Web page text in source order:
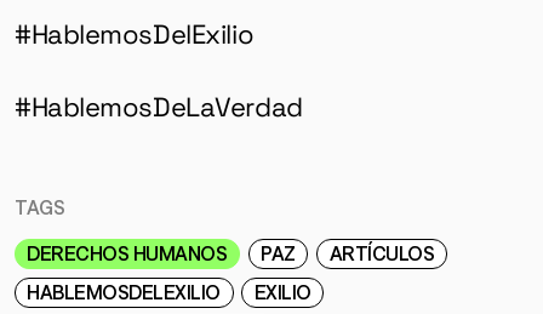
#HablemosDelExilio
#HablemosDeLaVerdad
TAGS
DERECHOS HUMANOS
PAZ
ARTÍCULOS
HABLEMOSDELEXILIO
EXILIO